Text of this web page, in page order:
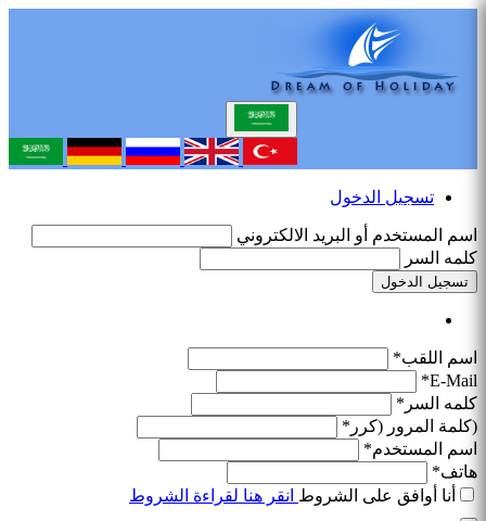
تسجيل الدخول
اسم المستخدم أو البريد الالكتروني
كلمه السر
تسجيل الدخول
اسم اللقب*
E-Mail*
كلمه السر*
(كلمة المرور (كرر*
اسم المستخدم*
هاتف*
أنا أوافق على الشروط انقر هنا لقراءة الشروط